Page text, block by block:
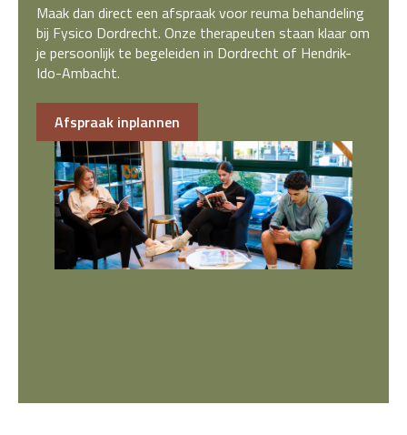
Maak dan direct een afspraak voor reuma behandeling
bij Fysico Dordrecht. Onze therapeuten staan klaar om
je persoonlijk te begeleiden in Dordrecht of Hendrik-
Ido-Ambacht.
Afspraak inplannen